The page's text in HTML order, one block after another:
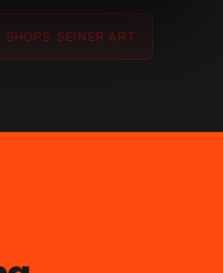
SHOPS SEINER ART